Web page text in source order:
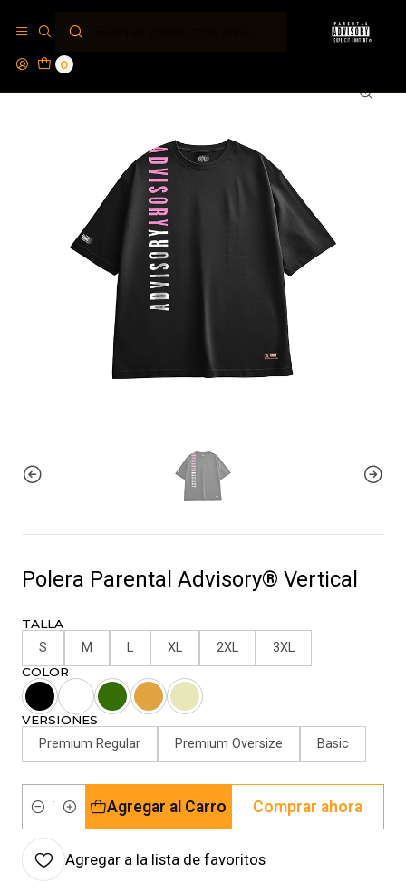
0
Polera Parental Advisory® Vertical
|
Polera Parental Advisory® Vertical
TALLA
S M L XL 2XL 3XL
COLOR
VERSIONES
Premium Regular Premium Oversize Basic
Cantidad
Agregar al Carro Comprar ahora
Agregar a la lista de favoritos